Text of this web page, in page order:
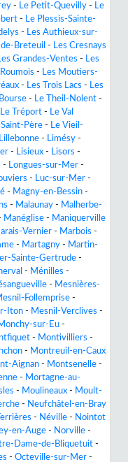
- Le Petit-Quevilly - Le
- Le Plessis-Sainte-
- Les Authieux-sur-
de-Breteuil - Les Cresnays
Grandes-Ventes - Les
- Les Moutiers-
- Les Trois Lacs - Les
- Le Theil-Nolent -
Le Tréport - Le Val
Saint-Père - Le Vieil-
Lillebonne - Limésy -
- Lisieux - Lisors -
- Longues-sur-Mer -
- Luc-sur-Mer -
- Magny-en-Bessin -
- Malaunay - Malherbe-
Manéglise - Maniquerville
Vernier - Marbois -
- Martagny - Martin-
Sainte-Gertrude -
- Ménilles -
- Mesnières-
Follemprise -
Iton - Mesnil-Verclives -
sur-Eu -
- Montivilliers -
- Montreuil-en-Caux
Aignan - Montsenelle -
- Mortagne-au-
- Moulineaux - Moult-
- Neufchâtel-en-Bray
- Néville - Nointot
en-Auge - Norville -
Dame-de-Bliquetuit -
- Octeville-sur-Mer -